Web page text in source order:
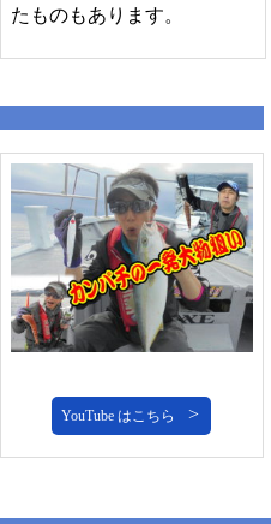
たものもあります。
YouTube はこちら